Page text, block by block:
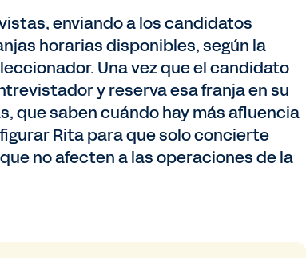
enviando a los candidatos
horarias disponibles, según la
Una vez que el candidato
y reserva esa franja en su
que saben cuándo hay más afluencia
Rita para que solo concierte
no afecten a las operaciones de la